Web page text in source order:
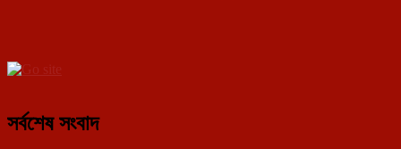
সর্বশেষ সংবাদ